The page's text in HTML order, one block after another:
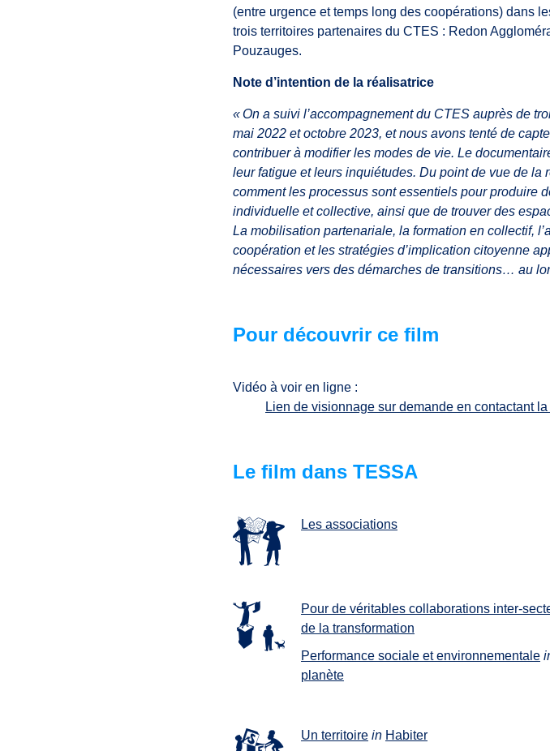
(entre urgence et temps long des coopérations) dans
trois territoires partenaires du CTES : Redon
Pouzauges.
Note d’intention de la réalisatrice
« On a suivi l’accompagnement du CTES auprès de
mai 2022 et octobre 2023, et nous avons tenté de
contribuer à modifier les modes de vie. Le
leur fatigue et leurs inquiétudes. Du point de vue de la
comment les processus sont essentiels pour produire
individuelle et collective, ainsi que de trouver des
La mobilisation partenariale, la formation en collectif,
coopération et les stratégies d’implication citoyenne
nécessaires vers des démarches de transitions… au
Pour découvrir ce film
Vidéo à voir en ligne :
Lien de visionnage sur demande en contactant
Le film dans TESSA
Les associations
Pour de véritables collaborations inter-
de la transformation
Performance sociale et environnementale
planète
Un territoire in Habiter